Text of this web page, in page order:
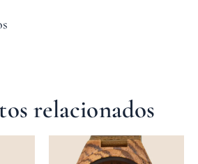
relacionados